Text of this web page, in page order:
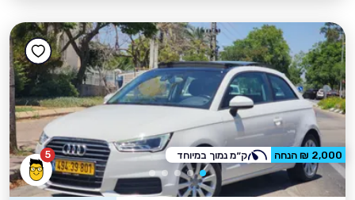
5 2,000 ₪ הנחה ק״מ נמוך במיוחד